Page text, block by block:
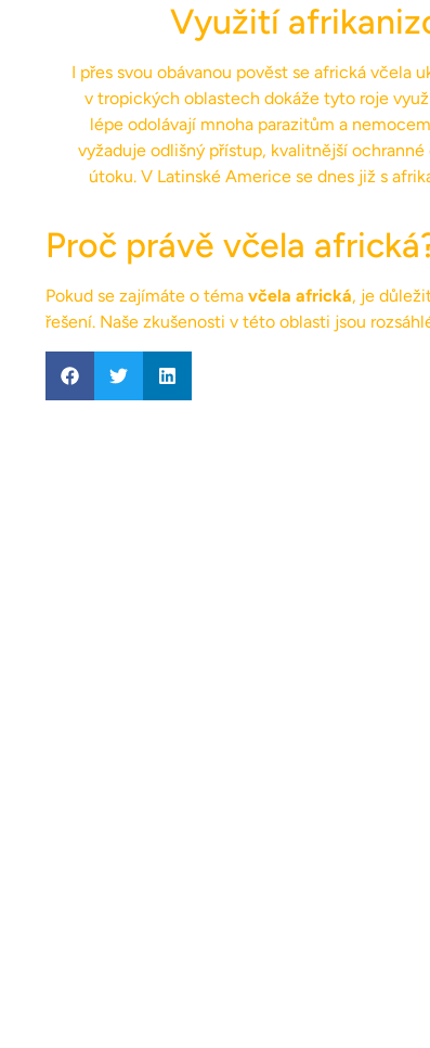
Využití
I přes svou obávanou pověst se africká včela
v tropických oblastech dokáže tyto roje
lépe odolávají mnoha parazitům a
vyžaduje odlišný přístup, kvalitnější
útoku. V Latinské Americe se dnes již s
Proč právě včela
Pokud se zajímáte o téma včela africká, je
řešení. Naše zkušenosti v této oblasti jsou